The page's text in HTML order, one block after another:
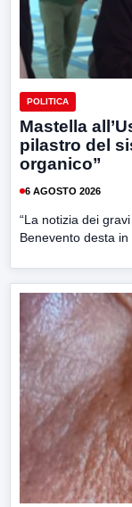
POLITICA
Mastella
pilastro del
organico”
6 AGOSTO 2026
“La notizia dei
Benevento desta